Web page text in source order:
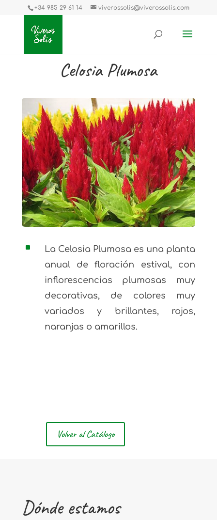
+34 985 29 61 14 viverossolis@viverossolis.com
Celosia Plumosa
^
La Celosia Plumosa es una planta
anual de floración estival, con
inflorescencias plumosas muy
decorativas, de colores muy
variados y brillantes, rojos,
naranjas o amarillos.
Volver al Catálogo
Dónde estamos